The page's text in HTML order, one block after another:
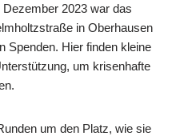
2023 war das
in Oberhausen
Spenden. Hier finden kleine
um krisenhafte
um den Platz, wie sie